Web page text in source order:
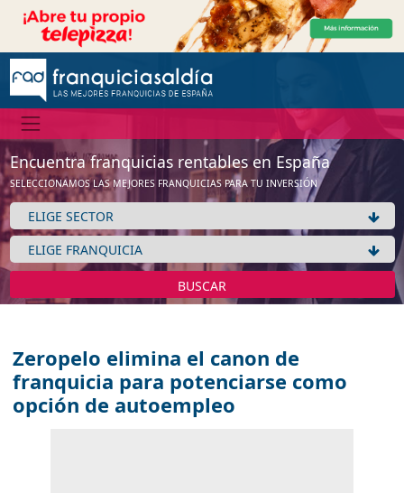
Encuentra franquicias rentables en España
SELECCIONAMOS LAS MEJORES FRANQUICIAS PARA TU INVERSIÓN
BUSCAR
Zeropelo elimina el canon de
franquicia para potenciarse como
opción de autoempleo